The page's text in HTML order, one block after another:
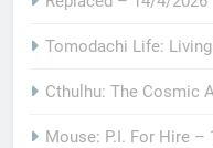
Tomodachi Life:
Cthulhu: The Cosmic
Mouse: P.I. For Hire –